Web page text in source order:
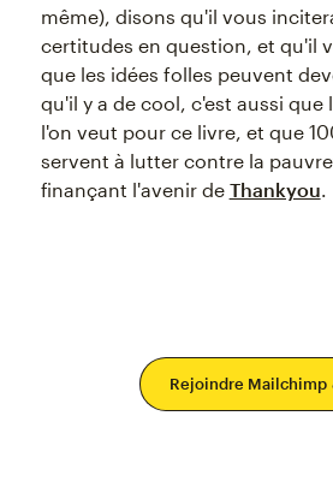
même), disons qu'il vous
certitudes en question, et qu'il
que les idées folles peuvent
qu'il y a de cool, c'est aussi que
l'on veut pour ce livre, et que
servent à lutter contre la
finançant l'avenir de Thankyou
Rejoindre Mailchimp